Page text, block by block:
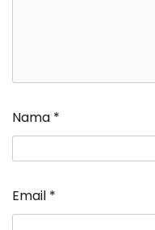
Nama *
Email *